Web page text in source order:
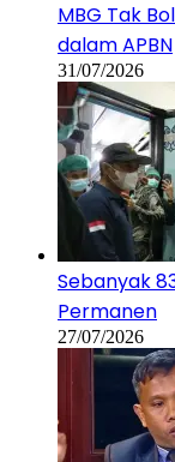
MBG Tak
dalam APBN
31/07/2026
Sebanyak
Permanen
27/07/2026